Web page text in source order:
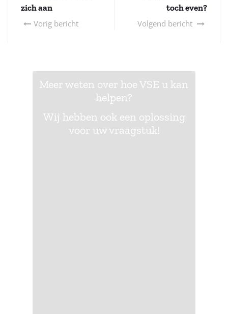
zich aan
Vorig bericht
toch even?
Volgend bericht
Meer weten over hoe VSE u kan
helpen?
Wij hebben ook een oplossing
voor uw vraagstuk!